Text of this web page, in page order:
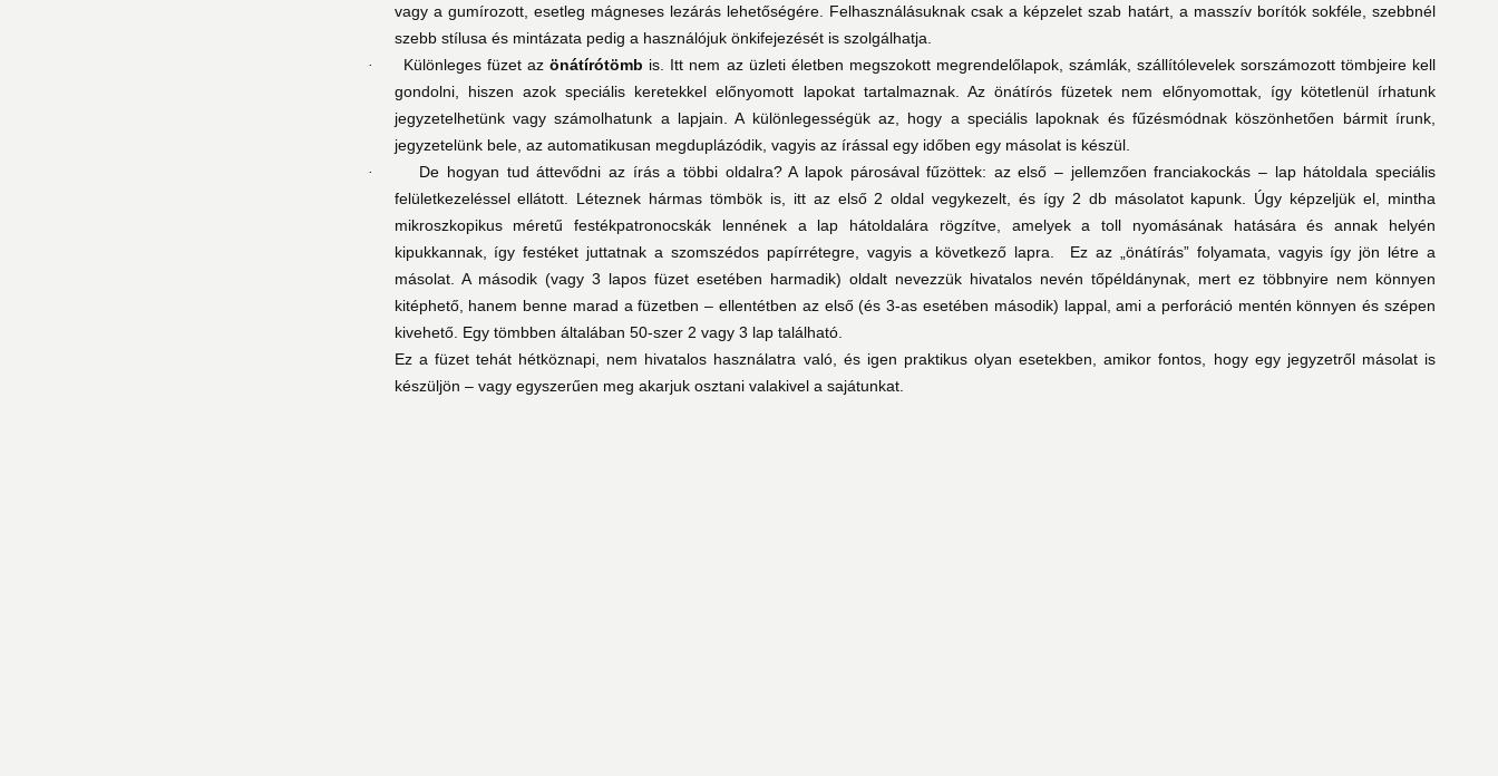
vagy a gumírozott, esetleg mágneses lezárás lehetőségére. Felhasználásuknak csak a képzelet szab határt, a masszív borítók sokféle, szebbnél
szebb stílusa és mintázata pedig a használójuk önkifejezését is szolgálhatja.
· Különleges füzet azönátírótömb is. Itt nem az üzleti életben megszokott megrendelőlapok, számlák, szállítólevelek sorszámozott tömbjeire kell
gondolni, hiszen azok speciális keretekkel előnyomott lapokat tartalmaznak. Az önátírós füzetek nem előnyomottak, így kötetlenül írhatunk
jegyzetelhetünk vagy számolhatunk a lapjain. A különlegességük az, hogy a speciális lapoknak és fűzésmódnak köszönhetően bármit írunk,
jegyzetelünk bele, az automatikusan megduplázódik, vagyis az írással egy időben egy másolat is készül.
·
De hogyan tud áttevődni az írás a többi oldalra? A lapok párosával fűzöttek: az első – jellemzően franciakockás – lap hátoldala speciális
felületkezeléssel ellátott. Léteznek hármas tömbök is, itt az első 2 oldal vegykezelt, és így 2 db másolatot kapunk. Úgy képzeljük el, mintha
mikroszkopikus méretű festékpatronocskák lennének a lap hátoldalára rögzítve, amelyek a toll nyomásának hatására és annak helyén
kipukkannak, így festéket juttatnak a szomszédos papírrétegre, vagyis a következő lapra.
Ez az „önátírás” folyamata, vagyis így jön létre a
másolat. A második (vagy 3 lapos füzet esetében harmadik) oldalt nevezzük hivatalos nevén tőpéldánynak, mert ez többnyire nem könnyen
kitéphető, hanem benne marad a füzetben – ellentétben az első (és 3-as esetében második) lappal, ami a perforáció mentén könnyen és szépen
kivehető. Egy tömbben általában 50-szer 2 vagy 3 lap található.
Ez a füzet tehát hétköznapi, nem hivatalos használatra való, és igen praktikus olyan esetekben, amikor fontos, hogy egy jegyzetről másolat is
készüljön – vagy egyszerűen meg akarjuk osztani valakivel a sajátunkat.